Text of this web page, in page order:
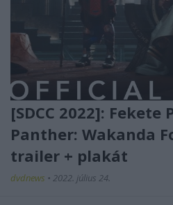
[SDCC 2022]: Fekete
Panther: Wakanda
trailer + plakát
dvdnews • 2022. július 24.